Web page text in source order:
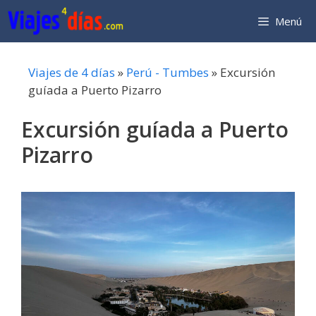
Saltar
al
contenido
Menú
Viajes de 4 días » Perú - Tumbes » Excursión
guíada a Puerto Pizarro
Excursión guíada a Puerto
Pizarro